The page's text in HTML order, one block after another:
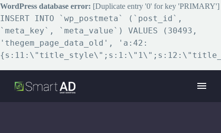
WordPress database error: [Duplicate entry '0' for key 'PRIMARY']
INSERT INTO `wp_postmeta` (`post_id`,
`meta_key`, `meta_value`) VALUES (30493,
'thegem_page_data_old', 'a:42: